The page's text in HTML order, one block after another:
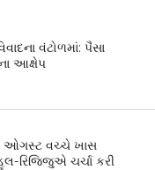
વંટોળમાં: પૈસા
આક્ષેપ
ઓગસ્ટ વચ્ચે ખાસ
રિજિજુએ ચર્ચા કરી